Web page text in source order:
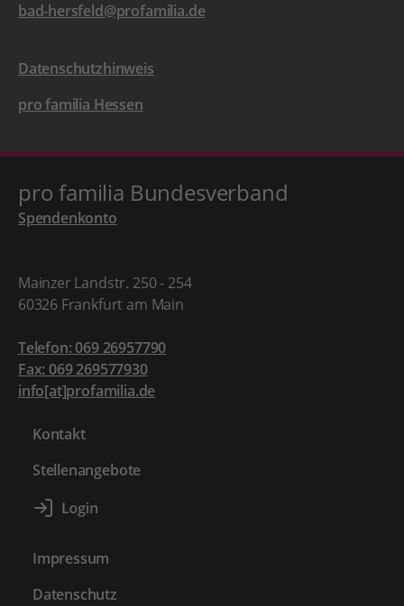
bad-hersfeld@profamilia.de
Datenschutzhinweis
pro familia Hessen
pro familia Bundesverband
Spendenkonto
Mainzer Landstr. 250 - 254
60326 Frankfurt am Main
Telefon: 069 26957790
Fax: 069 269577930
info[at]profamilia.de
Kontakt
Stellenangebote
Impressum
Datenschutz